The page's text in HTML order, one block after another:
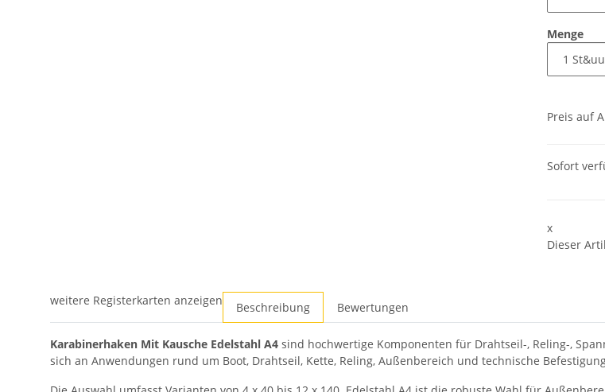
Menge
Preis auf
Sofort
x
Dieser
weitere Registerkarten anzeigen Beschreibung Bewertungen
Karabinerhaken Mit Kausche Edelstahl A4 sind hochwertige Komponenten für Drahtseil-, Reling-,
sich an Anwendungen rund um Boot, Drahtseil, Kette, Reling, Außenbereich und technische